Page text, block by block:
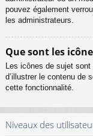
pouvez également
les administrateurs.
Que sont les
Les icônes de sujet
d’illustrer le contenu de
cette fonctionnalité.
Niveaux des